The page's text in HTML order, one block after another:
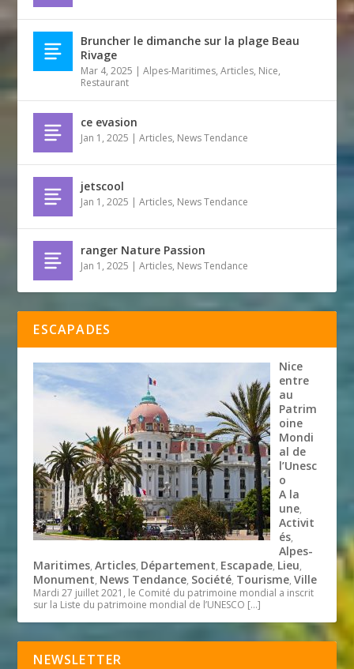
Bruncher le dimanche sur la plage Beau
Rivage
Mar 4, 2025 |Alpes-Maritimes,Articles, Nice,
Restaurant
ce evasion
Jan 1, 2025 |Articles, News Tendance
jetscool
Jan 1, 2025 |Articles, News Tendance
ranger Nature Passion
Jan 1, 2025 |Articles, News Tendance
ESCAPADES
Nice
entre
au
Patrim
oine
Mondi
al de
l’Unesc
o
A la
une,
Activit
és,
Alpes-
Maritimes,Articles, Département, Escapade, Lieu,
Monument, News Tendance, Société, Tourisme,Ville
Mardi 27 juillet 2021, le Comité du patrimoine mondial a inscrit
sur la Liste du patrimoine mondial de l’UNESCO […]
NEWSLETTER